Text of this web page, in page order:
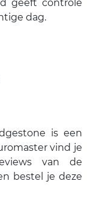
geeft controle
dag.
is een
vind je
van de
bestel je deze